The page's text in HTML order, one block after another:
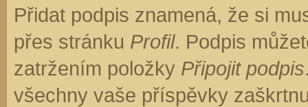
Přidat podpis znamená, že si
přes stránku Profil. Podpis
zatržením položky Připojit podpis
všechny vaše příspěvky